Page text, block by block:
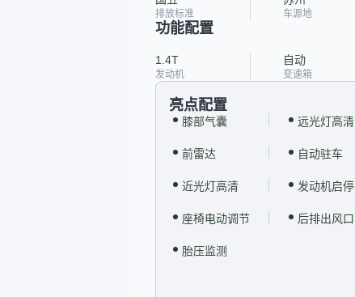
排放标准 车源地
功能配置
1.4T
发动机
自动
变速箱
亮点配置
膝部气囊 远光灯高清
前雷达 自动驻车
近光灯高清 发动机启停
座椅电动调节 后排出风口
胎压监测